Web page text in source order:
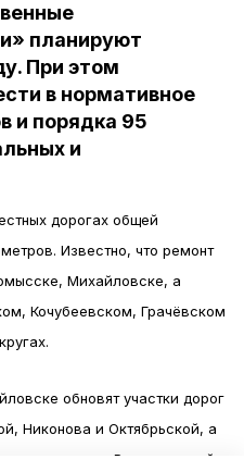
планируют
При этом
в нормативное
и порядка 95
и
дорогах общей
Известно, что ремонт
Михайловске, а
Кочубеевском, Грачёвском
обновят участки дорог
Никонова и Октябрьской, а
трассу Родниковский